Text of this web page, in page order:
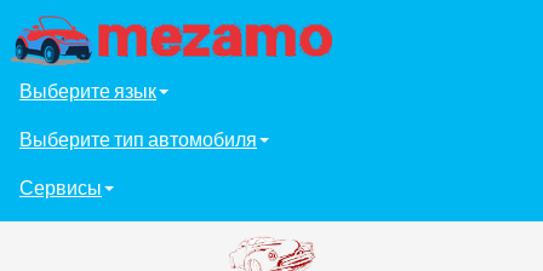
Выберите язык
Выберите тип автомобиля
Сервисы